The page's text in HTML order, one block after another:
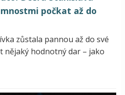
počkat až do
zůstala pannou až do své
nějaký hodnotný dar – jako